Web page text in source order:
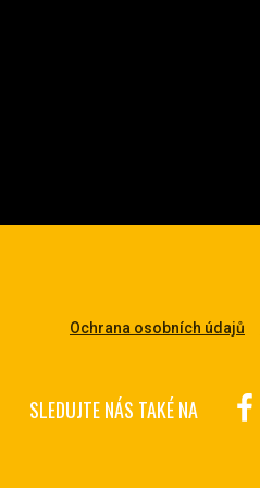
Ochrana osobních údajů
SLEDUJTE NÁS TAKÉ NA